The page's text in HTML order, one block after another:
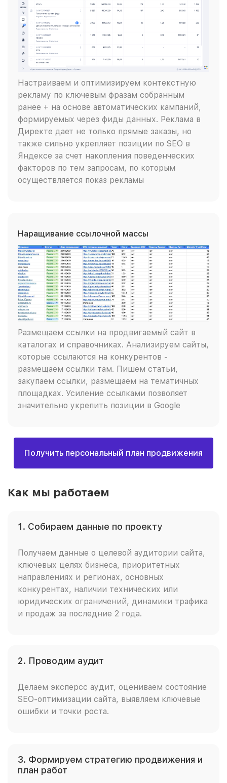
Настраиваем и оптимизируем контекстную
рекламу по ключевым фразам собранным
ранее + на основе автоматических кампаний,
формируемых через фиды данных. Реклама в
Директе дает не только прямые заказы, но
также сильно укрепляет позиции по SEO в
Яндексе за счет накопления поведенческих
факторов по тем запросам, по которым
осуществляется показ рекламы
Наращивание ссылочной массы
Размещаем ссылки на продвигаемый сайт в
каталогах и справочниках. Анализируем сайты,
которые ссылаются на конкурентов -
размещаем ссылки там. Пишем статьи,
закупаем ссылки, размещаем на тематичных
площадках. Усиление ссылками позволяет
значительно укрепить позиции в Google
Получить персональный план продвижения
Как мы работаем
1. Собираем данные по проекту
Получаем данные о целевой аудитории сайта,
ключевых целях бизнеса, приоритетных
направлениях и регионах, основных
конкурентах, наличии технических или
юридических ограничений, динамики трафика
и продаж за последние 2 года.
2. Проводим аудит
Делаем эксперсс аудит, оцениваем состояние
SEO-оптимизации сайта, выявляем ключевые
ошибки и точки роста.
3. Формируем стратегию продвижения и
план работ